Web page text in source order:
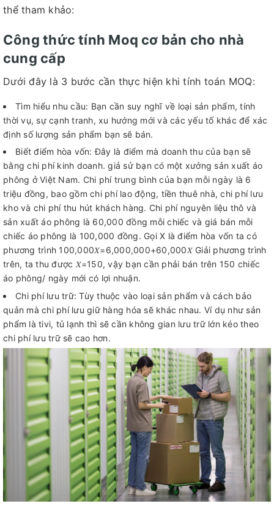
thể tham khảo:
Công thức tính Moq cơ bản cho nhà
cung cấp
Dưới đây là 3 bước cần thực hiện khi tính toán MOQ:
Tìm hiểu nhu cầu: Bạn cần suy nghĩ về loại sản phẩm, tính
thời vụ, sự cạnh tranh, xu hướng mới và các yếu tố khác để xác
định số lượng sản phẩm bạn sẽ bán.
Biết điểm hòa vốn: Đây là điểm mà doanh thu của bạn sẽ
bằng chi phí kinh doanh. giả sử bạn có một xưởng sản xuất áo
phông ở Việt Nam. Chi phí trung bình của bạn mỗi ngày là 6
triệu đồng, bao gồm chi phí lao động, tiền thuê nhà, chi phí lưu
kho và chi phí thu hút khách hàng. Chi phí nguyên liệu thô và
sản xuất áo phông là 60,000 đồng mỗi chiếc và giá bán mỗi
chiếc áo phông là 100,000 đồng. Gọi X là điểm hòa vốn ta có
phương trình 100,000𝑋=6,000,000+60,000𝑋 Giải phương trình
trên, ta thu được 𝑋=150, vậy bạn cần phải bán trên 150 chiếc
áo phông/ ngày mới có lợi nhuận.
Chi phí lưu trữ: Tùy thuộc vào loại sản phẩm và cách bảo
quản mà chi phí lưu giữ hàng hóa sẽ khác nhau. Ví dụ như sản
phẩm là tivi, tủ lạnh thì sẽ cần không gian lưu trữ lớn kéo theo
chi phí lưu trữ sẽ cao hơn.